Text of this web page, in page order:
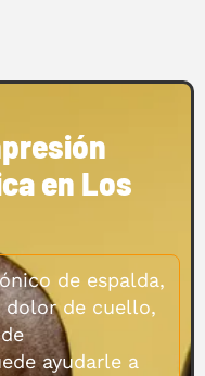
en Los
de espalda,
dolor de cuello,
ayudarle a